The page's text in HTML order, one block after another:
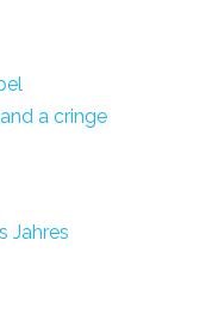
a cringe
Jahres